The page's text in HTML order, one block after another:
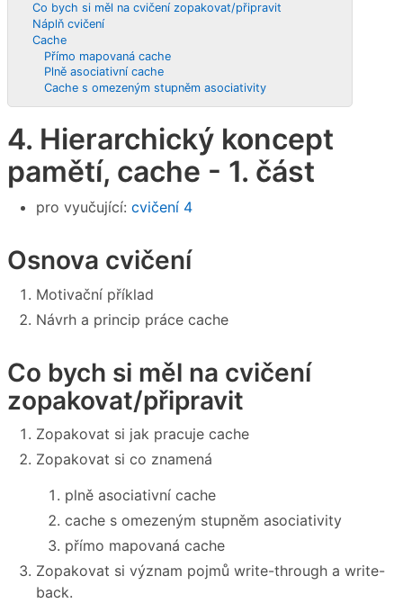
Co bych si měl na cvičení zopakovat/připravit
Náplň cvičení
Cache
Přímo mapovaná cache
Plně asociativní cache
Cache s omezeným stupněm asociativity
4. Hierarchický koncept
pamětí, cache - 1. část
pro vyučující: cvičení 4
Osnova cvičení
Motivační příklad
Návrh a princip práce cache
Co bych si měl na cvičení
zopakovat/připravit
Zopakovat si jak pracuje cache
Zopakovat si co znamená
plně asociativní cache
cache s omezeným stupněm asociativity
přímo mapovaná cache
Zopakovat si význam pojmů write-through a write-
back.